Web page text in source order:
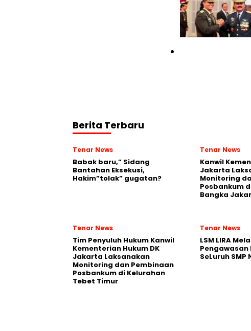
Berita Terbaru
Tenar News
Babak baru,” Sidang
Bantahan Eksekusi,
Hakim”tolak” gugatan?
Tenar News
Kanwil
Jakarta
Monitoring
Posbankum
Bangka
Tenar News
Tim Penyuluh Hukum Kanwil
Kementerian Hukum DK
Jakarta Laksanakan
Monitoring dan Pembinaan
Posbankum di Kelurahan
Tebet Timur
Tenar News
LSM LIRA
Pengawasan
SeLuruh